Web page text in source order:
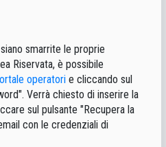
smarrite le proprie
Riservata, è possibile
operatorie cliccando sul
Verrà chiesto di inserire la
sul pulsante "Recupera la
con le credenziali di